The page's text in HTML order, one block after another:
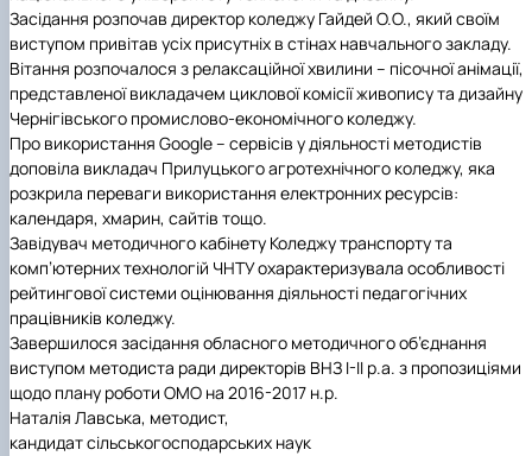
Іноземні мови
Працевлаштування
Їдальні та буфети
Студентські квитки
Центр вивчення мов
Психологічна підтримка
Інклюзивне середовище
Рада молодих вчених
Наукові школи
Стартап школа НУБіП України
Методичні рекомендації, пам'ятки
Форми документів
Патентно-ліцензійна діяльність
ЦКНО «Агропромисловий комплекс, лісове і
садово-паркове господарство, ветеринарна
медицина»
Обладнання НУБіП України
Біоетична комісія
Наукові видання
Досліднику та автору
Звіт про проведення НТЗ
Наукові журнали НУБіП України
Наукові журнали НУБіП України (English)
Пам'ятка про проведення науково-
заходів
Порядок планування та організації
проведення НТЗ
Результати науково-технічних заходів
Монографії
Наука для бізнесу
Каталог наукових послуг
«SEB-2024»
«SEB-2025»
Наглядова рада
Рада роботодавців
Благодійний фонд «Голосіївська ініціатива
2020»
Історія університету
Видатні випускники та працівники
Звіт ректора
Пам'яті захисників України
Почесні доктори і професори НУБіП України
Пресслужба
Університетський кур'єр
Вибори ректора
Програма розвитку університету
ініціатива – 2025»
Доступ до публічної інформації
Державні закупівлі
Офіційна символіка
Антикорупційні заходи
Уповноважена особа з питань запобігання
виявлення корупції
Положення про антикорупційного
уповноваженого НУБіП України
Національні нормативно-правові акти
Нормативно-правові акти НУБіП України
Інформаційні ресурси НАЗК
Методичні роз’яснення НАЗК
Гендерна радниця
Контактна інформація
Засідання розпочав директор коледжу Гайдей О.О., який своїм
виступом привітав усіх присутніх в стінах навчального закладу.
Вітання розпочалося з релаксаційної хвилини – пісочної анімації,
представленої викладачем циклової комісії живопису та дизайну
Чернігівського промислово-економічного коледжу.
Про використання Google– сервісів у діяльності методистів
доповіла викладач Прилуцького агротехнічного коледжу, яка
розкрила переваги використання електронних ресурсів:
календаря, хмарин, сайтів тощо.
Завідувач методичного кабінету Коледжу транспорту та
комп’ютерних технологій ЧНТУ охарактеризувала особливості
рейтингової системи оцінювання діяльності педагогічних
працівників коледжу.
Завершилося засідання обласного методичного об’єднання
виступом методиста ради директорів ВНЗ І-ІІ р.а. з пропозиціями
щодо плану роботи ОМО на 2016-2017 н.р.
Наталія Лавська, методист,
кандидат сільськогосподарських наук